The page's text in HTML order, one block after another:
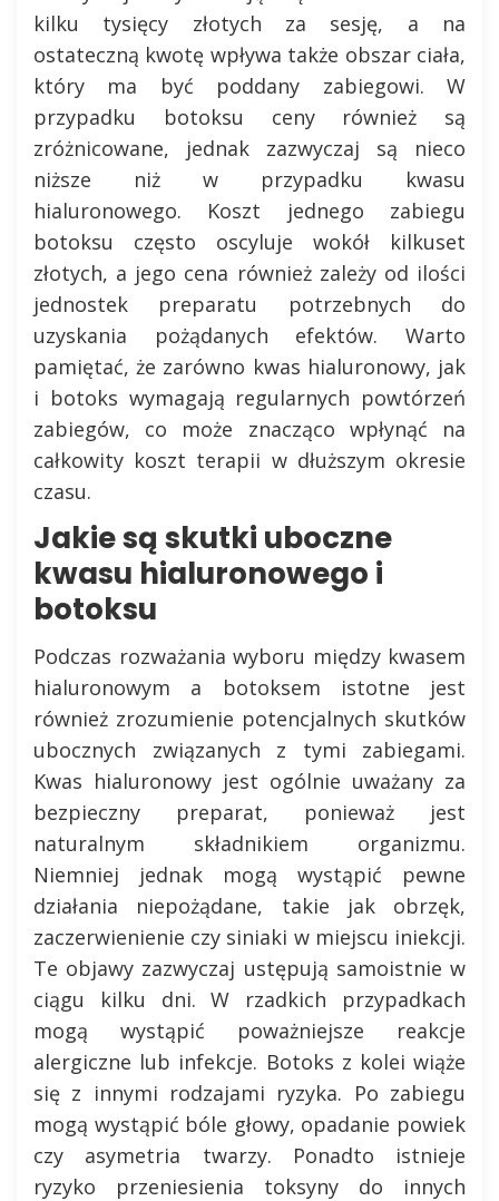
kilku tysięcy złotych za sesję, a na
ostateczną kwotę wpływa także obszar ciała,
który ma być poddany zabiegowi. W
przypadku botoksu ceny również są
zróżnicowane, jednak zazwyczaj są nieco
niższe niż w przypadku kwasu
hialuronowego. Koszt jednego zabiegu
botoksu często oscyluje wokół kilkuset
złotych, a jego cena również zależy od ilości
jednostek preparatu potrzebnych do
uzyskania pożądanych efektów. Warto
pamiętać, że zarówno kwas hialuronowy, jak
i botoks wymagają regularnych powtórzeń
zabiegów, co może znacząco wpłynąć na
całkowity koszt terapii w dłuższym okresie
czasu.
Jakie są skutki uboczne
kwasu hialuronowego i
botoksu
Podczas rozważania wyboru między kwasem
hialuronowym a botoksem istotne jest
również zrozumienie potencjalnych skutków
ubocznych związanych z tymi zabiegami.
Kwas hialuronowy jest ogólnie uważany za
bezpieczny preparat, ponieważ jest
naturalnym składnikiem organizmu.
Niemniej jednak mogą wystąpić pewne
działania niepożądane, takie jak obrzęk,
zaczerwienienie czy siniaki w miejscu iniekcji.
Te objawy zazwyczaj ustępują samoistnie w
ciągu kilku dni. W rzadkich przypadkach
mogą wystąpić poważniejsze reakcje
alergiczne lub infekcje. Botoks z kolei wiąże
się z innymi rodzajami ryzyka. Po zabiegu
mogą wystąpić bóle głowy, opadanie powiek
czy asymetria twarzy. Ponadto istnieje
ryzyko przeniesienia toksyny do innych